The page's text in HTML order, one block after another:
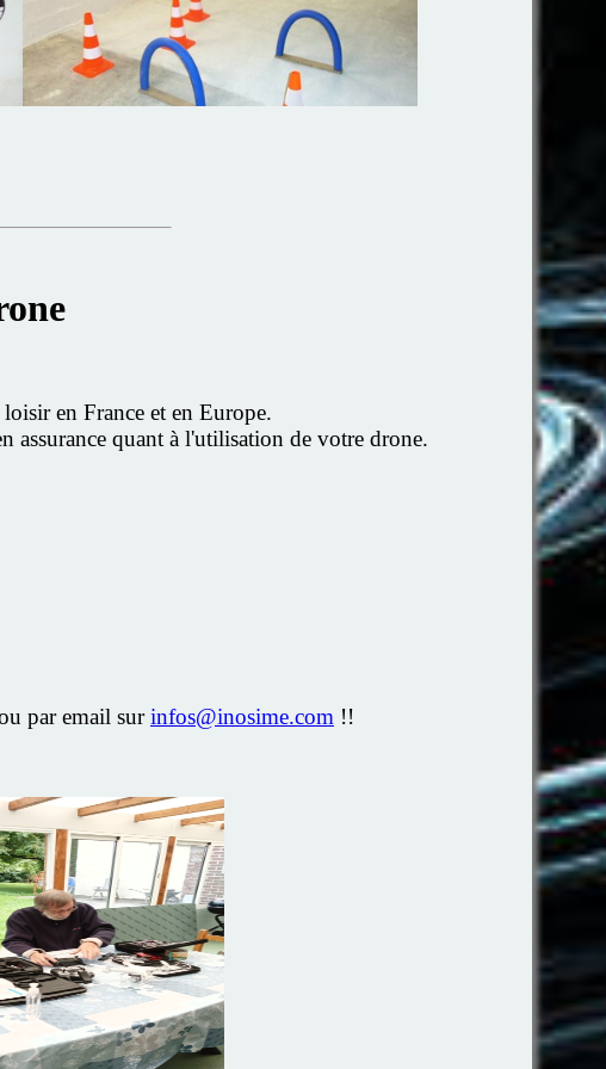
en France et en Europe.
assurance quant à l'utilisation de votre drone.
par email surinfos@inosime.com !!